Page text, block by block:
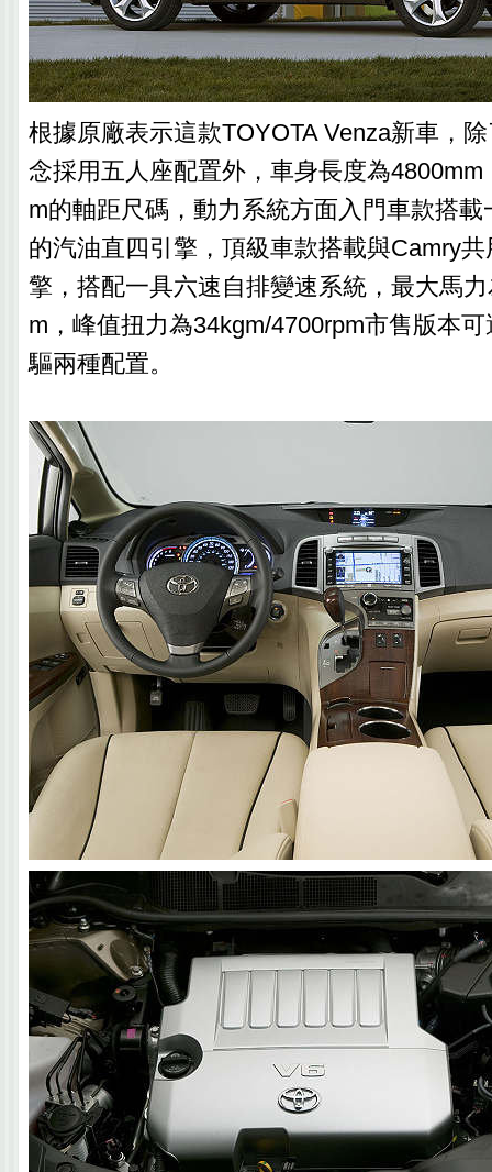
根據原廠表示這款TOYOTA Venza新車，
念採用五人座配置外，車身長度為4800mm
m的軸距尺碼，動力系統方面入門車款搭
的汽油直四引擎，頂級車款搭載與Camry
擎，搭配一具六速自排變速系統，最大馬
m，峰值扭力為34kgm/4700rpm市售版本
驅兩種配置。